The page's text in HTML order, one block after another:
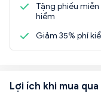
Tặng phiếu
hiểm
Giảm 35% phí
Lợi ích khi mua qua